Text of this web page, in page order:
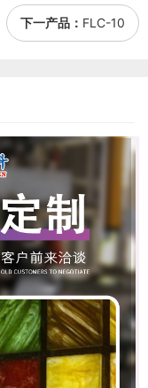
下一产品： FLC-10